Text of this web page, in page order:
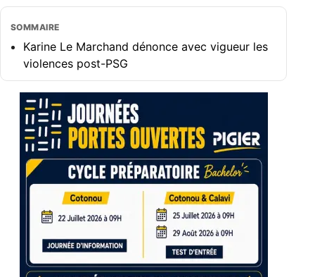
SOMMAIRE
Karine Le Marchand dénonce avec vigueur les
violences post-PSG